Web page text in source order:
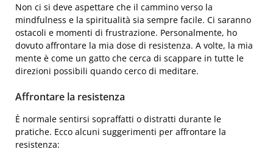
Non ci si deve aspettare che il cammino verso la
mindfulness e la spiritualità sia sempre facile. Ci saranno
ostacoli e momenti di frustrazione. Personalmente, ho
dovuto affrontare la mia dose di resistenza. A volte, la mia
mente è come un gatto che cerca di scappare in tutte le
direzioni possibili quando cerco di meditare.
Affrontare la resistenza
È normale sentirsi sopraffatti o distratti durante le
pratiche. Ecco alcuni suggerimenti per affrontare la
resistenza: